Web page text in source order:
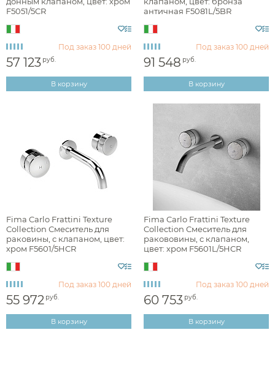
F5051/5CR
Под заказ 100 дней
57 123 руб.
В корзину
античная F5081L/5BR
Под заказ 100 дней
91 548 руб.
В корзину
Fima Carlo Frattini Texture
Collection Смеситель для
раковины, с клапаном, цвет:
хром F5601/5HCR
Под заказ 100 дней
55 972 руб.
В корзину
Fima Carlo Frattini Texture
Collection Смеситель для
ракововины, с клапаном,
цвет: хром F5601L/5HCR
Под заказ 100 дней
60 753 руб.
В корзину